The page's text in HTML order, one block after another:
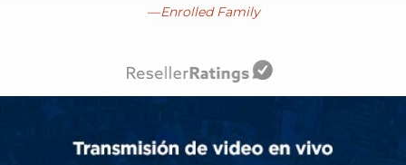
Enrolled Family